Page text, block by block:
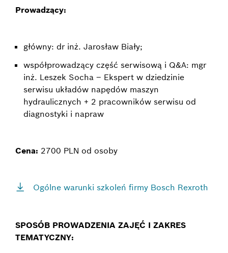
Prowadzący:
główny: dr inż. Jarosław Biały;
współprowadzący część serwisową i Q&A: mgr
inż. Leszek Socha – Ekspert w dziedzinie
serwisu układów napędów maszyn
hydraulicznych + 2 pracowników serwisu od
diagnostyki i napraw
Cena: 2700 PLN od osoby
Ogólne warunki szkoleń firmy Bosch Rexroth
SPOSÓB PROWADZENIA ZAJĘĆ I ZAKRES
TEMATYCZNY: